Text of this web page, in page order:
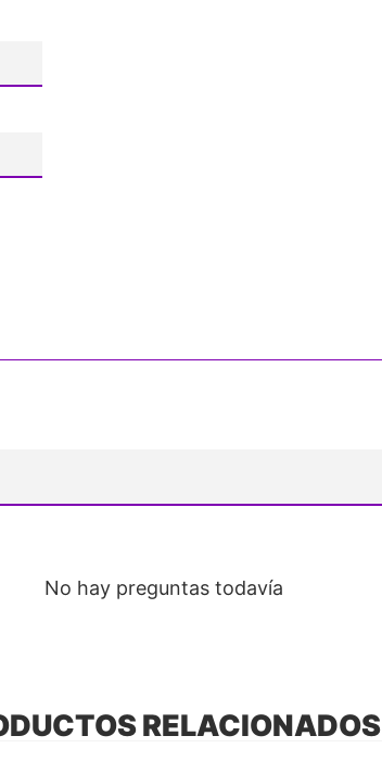
No hay preguntas todavía
RELACIONADOS